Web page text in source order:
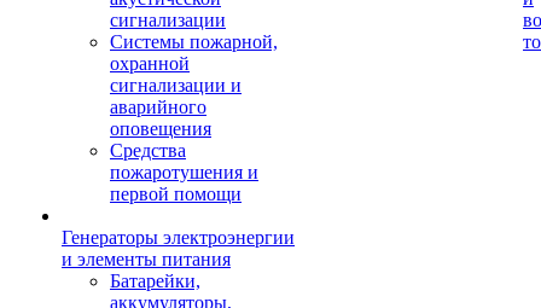
сигнализации
Системы пожарной,
охранной
сигнализации и
аварийного
оповещения
Средства
пожаротушения и
первой помощи
Генераторы электроэнергии
и элементы питания
Батарейки,
аккумуляторы,